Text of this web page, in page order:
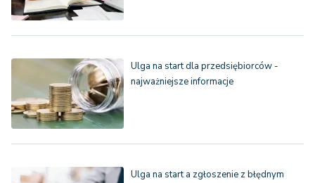
Ulga na start dla przedsiębiorców -
najważniejsze informacje
Ulga na start a zgłoszenie z błędnym